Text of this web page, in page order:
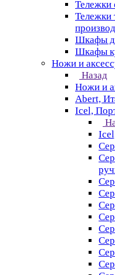
Тележки
Тележки
Шкафы
Шкафы
Ножи и
Назад
Ножи и
Abert,
Icel,